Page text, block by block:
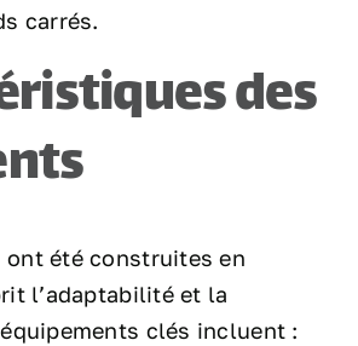
carrés.
des
ont été construites en
l’adaptabilité et la
clés incluent :